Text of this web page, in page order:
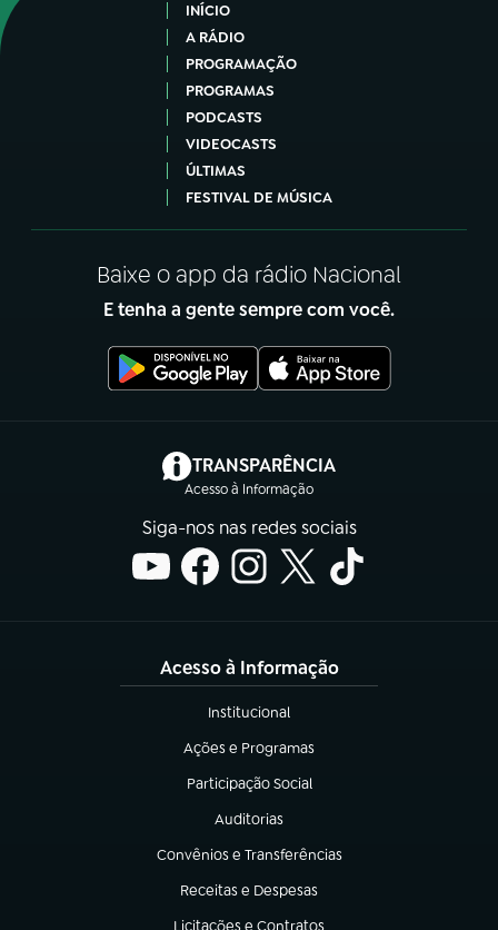
INÍCIO
A RÁDIO
PROGRAMAÇÃO
PROGRAMAS
PODCASTS
VIDEOCASTS
ÚLTIMAS
FESTIVAL DE MÚSICA
Baixe o app da rádio Nacional
E tenha a gente sempre com você.
TRANSPARÊNCIA
Acesso à Informação
(abre em nova aba)
Siga-nos nas redes sociais
Acesso à Informação
Institucional
(abre em nova aba)
Ações e Programas
(abre em nova aba)
Participação Social
(abre em nova aba)
Auditorias
(abre em nova aba)
Convênios e Transferências
(abre em nova aba)
Receitas e Despesas
(abre em nova aba)
Licitações e Contratos